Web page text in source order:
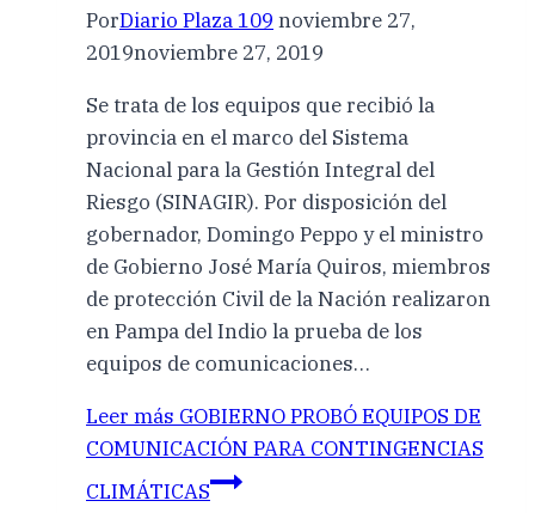
PorDiario Plaza 109 noviembre 27,
2019noviembre 27, 2019
Se trata de los equipos que recibió la
provincia en el marco del Sistema
Nacional para la Gestión Integral del
Riesgo (SINAGIR). Por disposición del
gobernador, Domingo Peppo y el ministro
de Gobierno José María Quiros, miembros
de protección Civil de la Nación realizaron
en Pampa del Indio la prueba de los
equipos de comunicaciones…
Leer más GOBIERNO PROBÓ EQUIPOS DE
COMUNICACIÓN PARA CONTINGENCIAS
CLIMÁTICAS